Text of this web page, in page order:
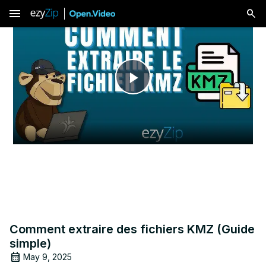
menu
Play
Video
Comment extraire des fichiers KMZ (Guide
simple)
May 9, 2025